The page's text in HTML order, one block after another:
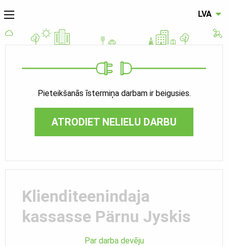
LVA
Pieteikšanās īstermiņa darbam ir beigusies.
ATRODIET NELIELU DARBU
Klienditeenindaja
kassasse Pärnu Jyskis
Par darba devēju